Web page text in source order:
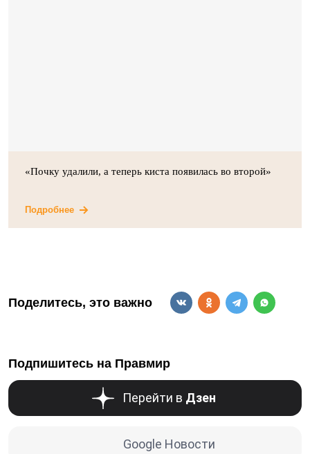
«Почку удалили, а теперь киста появилась во второй»
Подробнее
Поделитесь, это важно
Подпишитесь на Правмир
Перейти в Дзен
Google Новости